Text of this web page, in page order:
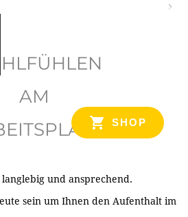
SHOP
AM
und ansprechend.
sein um Ihnen den Aufenthalt im